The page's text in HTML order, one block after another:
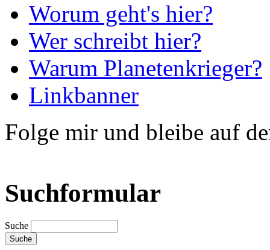
Worum geht's hier?
Wer schreibt hier?
Warum Planetenkrieger?
Linkbanner
Folge mir und bleibe auf
Suchformular
Suche